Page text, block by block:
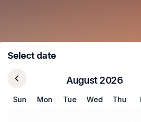
Select date
August 2026
Sun Mon Tue Wed Thu